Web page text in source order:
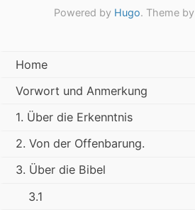
Powered by Hugo. Theme by
Home
Vorwort und Anmerkung
1. Über die Erkenntnis
2. Von der Offenbarung.
3. Über die Bibel
3.1